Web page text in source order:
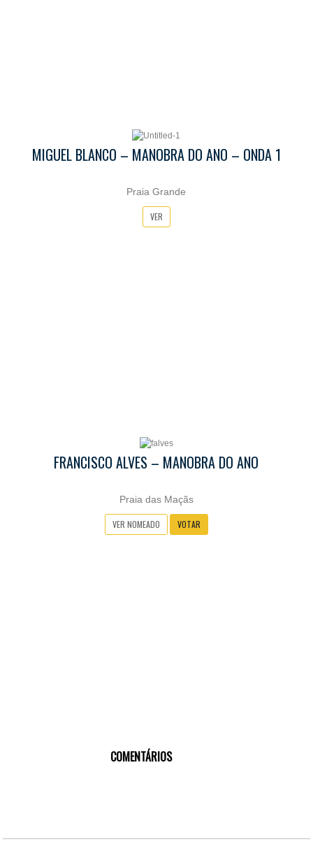
MIGUEL BLANCO – MANOBRA DO ANO – ONDA 1
Praia Grande
VER
FRANCISCO ALVES – MANOBRA DO ANO
Praia das Maçãs
VER NOMEADO VOTAR
COMENTÁRIOS